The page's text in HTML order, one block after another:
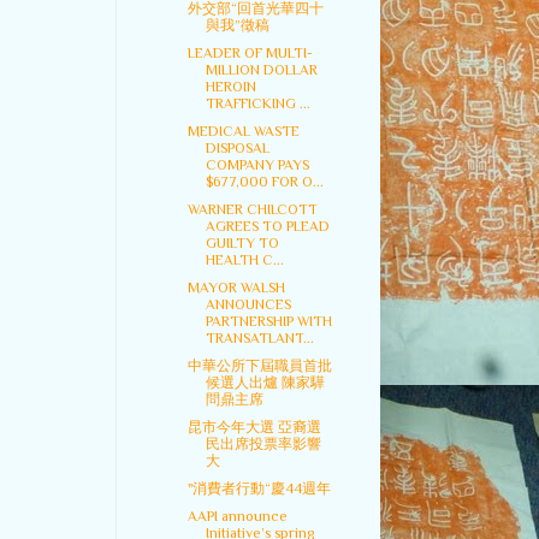
外交部“回首光華四十
與我”徵稿
LEADER OF MULTI-
MILLION DOLLAR
HEROIN
TRAFFICKING ...
MEDICAL WASTE
DISPOSAL
COMPANY PAYS
$677,000 FOR O...
WARNER CHILCOTT
AGREES TO PLEAD
GUILTY TO
HEALTH C...
MAYOR WALSH
ANNOUNCES
PARTNERSHIP WITH
TRANSATLANT...
中華公所下屆職員首批
候選人出爐 陳家驊
問鼎主席
昆市今年大選 亞裔選
民出席投票率影響
大
"消費者行動“慶44週年
AAPI announce
Initiative’s spring